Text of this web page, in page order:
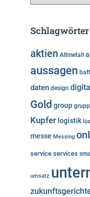
g
r
i
n
Schlagwörter
aktien Altmetall
aussagen
daten design digital
Gold group
Kupfer logistik
messe Messing
service services
umsatz